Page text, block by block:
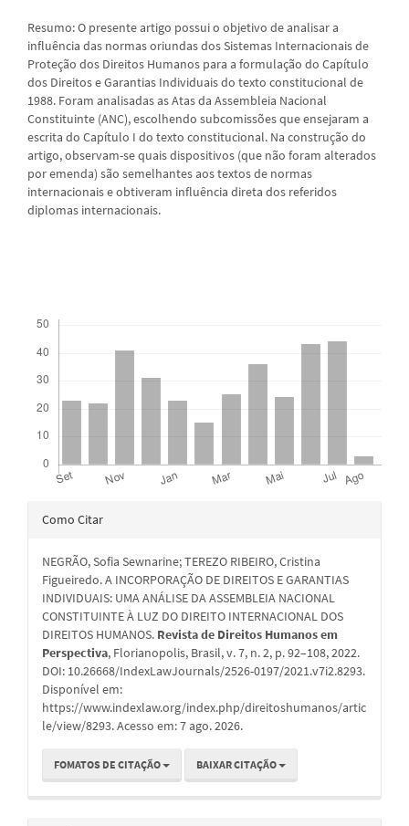
Resumo: O presente artigo possui o objetivo de analisar a
influência das normas oriundas dos Sistemas Internacionais de
Proteção dos Direitos Humanos para a formulação do Capítulo
dos Direitos e Garantias Individuais do texto constitucional de
1988. Foram analisadas as Atas da Assembleia Nacional
Constituinte (ANC), escolhendo subcomissões que ensejaram a
escrita do Capítulo I do texto constitucional. Na construção do
artigo, observam-se quais dispositivos (que não foram alterados
por emenda) são semelhantes aos textos de normas
internacionais e obtiveram influência direta dos referidos
diplomas internacionais.
Detalhes
artigo
Como Citar
NEGRÃO, Sofia Sewnarine; TEREZO RIBEIRO, Cristina
Figueiredo. A INCORPORAÇÃO DE DIREITOS E GARANTIAS
INDIVIDUAIS: UMA ANÁLISE DA ASSEMBLEIA NACIONAL
CONSTITUINTE À LUZ DO DIREITO INTERNACIONAL DOS
DIREITOS HUMANOS. Revista de Direitos Humanos em
Perspectiva, Florianopolis, Brasil, v. 7, n. 2, p. 92–108, 2022.
DOI: 10.26668/IndexLawJournals/2526-0197/2021.v7i2.8293.
Disponível em:
https://www.indexlaw.org/index.php/direitoshumanos/artic
le/view/8293. Acesso em: 7 ago. 2026.
FOMATOS DE CITAÇÃO BAIXAR CITAÇÃO